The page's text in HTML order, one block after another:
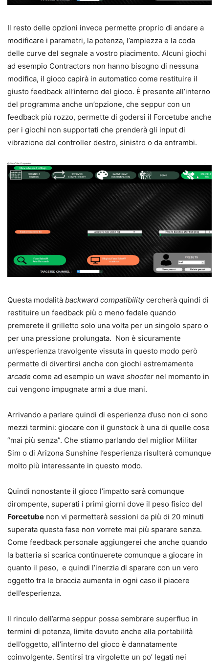
Il resto delle opzioni invece permette proprio di andare a
modificare i parametri, la potenza, l’ampiezza e la coda
delle curve del segnale a vostro piacimento. Alcuni giochi
ad esempio Contractors non hanno bisogno di nessuna
modifica, il gioco capirà in automatico come restituire il
giusto feedback all’interno del gioco. È presente all’interno
del programma anche un’opzione, che seppur con un
feedback più rozzo, permette di godersi il Forcetube anche
per i giochi non supportati che prenderà gli input di
vibrazione dal controller destro, sinistro o da entrambi.
Questa modalità backward compatibilitycercherà quindi di
restituire un feedback più o meno fedele quando
premerete il grilletto solo una volta per un singolo sparo o
per una pressione prolungata. Non è sicuramente
un’esperienza travolgente vissuta in questo modo però
permette di divertirsi anche con giochi estremamente
arcade come ad esempio un wave shooter nel momento in
cui vengono impugnate armi a due mani.
Arrivando a parlare quindi di esperienza d’uso non ci sono
mezzi termini: giocare con il gunstock è una di quelle cose
“mai più senza”. Che stiamo parlando del miglior Militar
Sim o di Arizona Sunshine l’esperienza risulterà comunque
molto più interessante in questo modo.
Quindi nonostante il gioco l’impatto sarà comunque
dirompente, superati i primi giorni dove il peso fisico del
Forcetube non vi permetterà sessioni da più di 20 minuti
superata questa fase non vorrete mai più sparare senza.
Come feedback personale aggiungerei che anche quando
la batteria si scarica continuerete comunque a giocare in
quanto il peso, e quindi l’inerzia di sparare con un vero
oggetto tra le braccia aumenta in ogni caso il piacere
dell’esperienza.
Il rinculo dell’arma seppur possa sembrare superfluo in
termini di potenza, limite dovuto anche alla portabilità
dell’oggetto, all’interno del gioco è dannatamente
coinvolgente. Sentirsi tra virgolette un po’ legati nei